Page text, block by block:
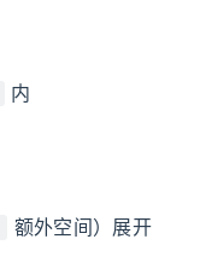
内
额外空间）展开